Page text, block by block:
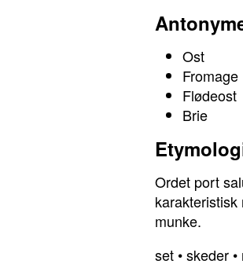
Ost
Fromage
Flødeost
Brie
Ordet port
munke.
set •skeder •